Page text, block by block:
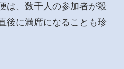
は、数千人の参加者が殺
後に満席になることも珍